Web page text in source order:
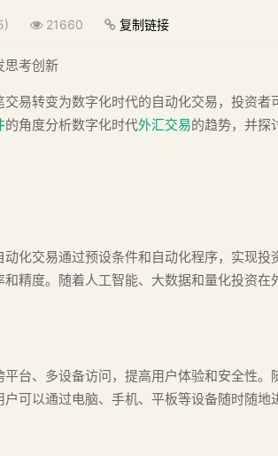
21660 复制链接
思考创新
交易转变为数字化时代的自动化交易，投资者
的角度分析数字化时代外汇交易的趋势，并探
化交易通过预设条件和自动化程序，实现投
精度。随着人工智能、大数据和量化投资在
台、多设备访问，提高用户体验和安全性。
可以通过电脑、手机、平板等设备随时随地